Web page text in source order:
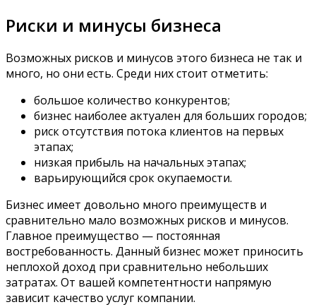
Риски и минусы бизнеса
Возможных рисков и минусов этого бизнеса не так и
много, но они есть. Среди них стоит отметить:
большое количество конкурентов;
бизнес наиболее актуален для больших городов;
риск отсутствия потока клиентов на первых
этапах;
низкая прибыль на начальных этапах;
варьирующийся срок окупаемости.
Бизнес имеет довольно много преимуществ и
сравнительно мало возможных рисков и минусов.
Главное преимущество — постоянная
востребованность. Данный бизнес может приносить
неплохой доход при сравнительно небольших
затратах. От вашей компетентности напрямую
зависит качество услуг компании.